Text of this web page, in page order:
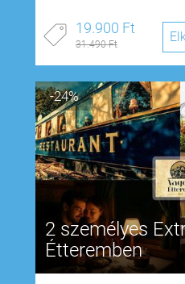
19.900 Ft
31.490 Ft
-24%
2 személyes
Étteremben